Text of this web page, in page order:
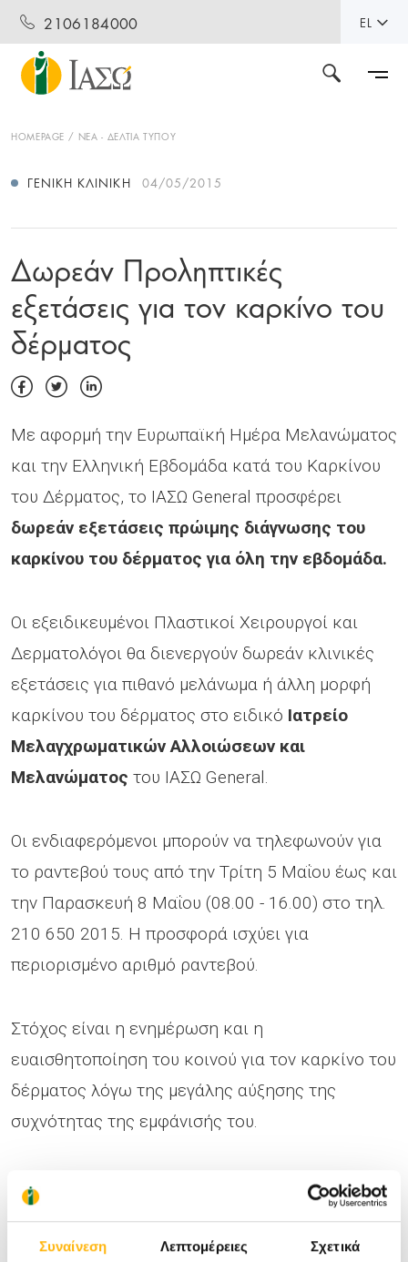
Συναίνεση Λεπτομέρειες Σχετικά
2106184000 EL
HOMEPAGE ΝΕΑ - ΔΕΛΤΙΑ ΤΥΠΟΥ
ΓΕΝΙΚΉ ΚΛΙΝΙΚΉ 04/05/2015
Δωρεάν Προληπτικές
εξετάσεις για τον καρκίνο του
δέρματος
Με αφορμή την Ευρωπαϊκή Ημέρα Μελανώματος
και την Ελληνική Εβδομάδα κατά του Καρκίνου
του Δέρματος, το ΙΑΣΩ General προσφέρει
δωρεάν εξετάσεις πρώιμης διάγνωσης του
καρκίνου του δέρματος για όλη την εβδομάδα.
Οι εξειδικευμένοι Πλαστικοί Χειρουργοί και
Δερματολόγοι θα διενεργούν δωρεάν κλινικές
εξετάσεις για πιθανό μελάνωμα ή άλλη μορφή
καρκίνου του δέρματος στο ειδικό Ιατρείο
Μελαγχρωματικών Αλλοιώσεων και
Μελανώματος του ΙΑΣΩ General.
Οι ενδιαφερόμενοι μπορούν να τηλεφωνούν για
το ραντεβού τους από την Τρίτη 5 Μαΐου έως και
την Παρασκευή 8 Μαΐου (08.00 - 16.00) στο τηλ.
210 650 2015. Η προσφορά ισχύει για
περιορισμένο αριθμό ραντεβού.
Στόχος είναι η ενημέρωση και η
ευαισθητοποίηση του κοινού για τον καρκίνο του
δέρματος λόγω της μεγάλης αύξησης της
συχνότητας της εμφάνισής του.
Για περισσότερες δημοσιογραφικές
πληροφορίες: Χρύσα Θεοδώρου, Τμήμα
Marketing ΙΑΣΩ General, τηλ. 210 650 2660, e-